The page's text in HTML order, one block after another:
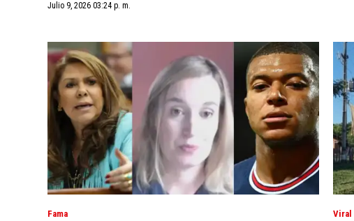
Julio 9, 2026 03:24 p. m.
Fama Viral